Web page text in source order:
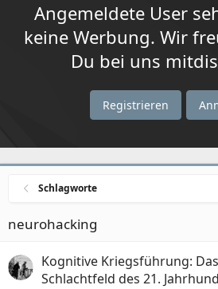
Angemeldete User
keine Werbung. Wir
Du bei uns
Registrieren
Schlagworte
neurohacking
Kognitive Kriegsführung:
Schlachtfeld des 21.